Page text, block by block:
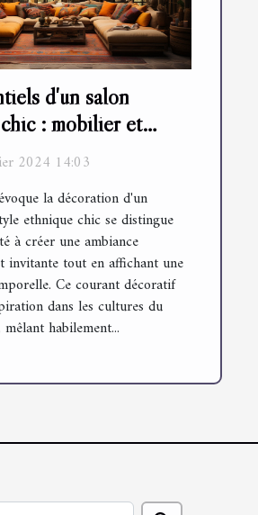
d'un salon
: mobilier et
2024 14:03
la décoration d'un
ethnique chic se distingue
à créer une ambiance
invitante tout en affichant une
Ce courant décoratif
dans les cultures du
habilement...